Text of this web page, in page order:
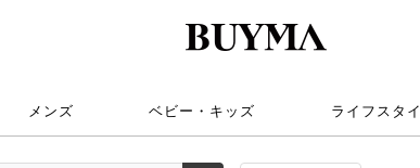
メンズ ベビー・キッズ ライフスタ